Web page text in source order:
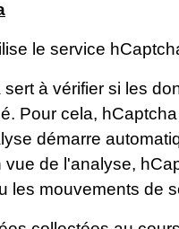
le service
sert à vérifier si les
Pour cela,
démarre
vue de l'analyse,
les mouvements de